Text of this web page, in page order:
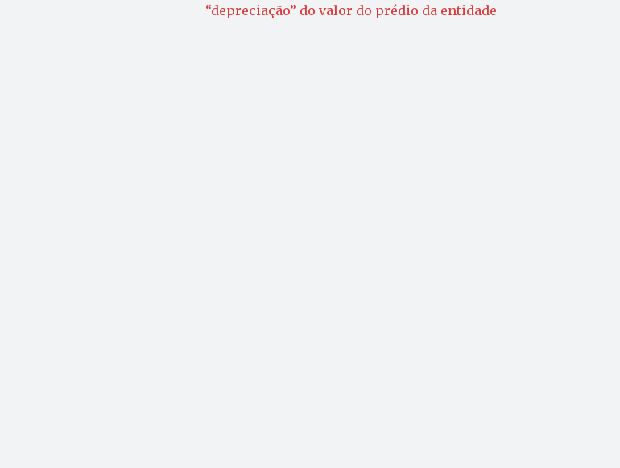
“depreciação” do valor do prédio da entidade